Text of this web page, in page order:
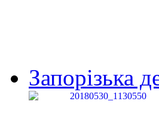
Запорізька